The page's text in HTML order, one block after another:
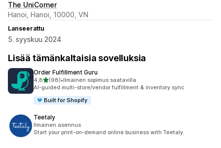
The UniCorner
Hanoi, Hanoi, 10000, VN
Lanseerattu
5. syyskuu 2024
Lisää tämänkaltaisia sovelluksia
Order Fulfillment Guru
4,8/ 5 tähteä
(98)
98 arvostelua yhteensä
•Ilmainen sopimus saatavilla
AI-guided multi-store/vendor fulfillment & inventory sync
Built for Shopify
Teetaly
Ilmainen asennus
Start your print-on-demand online business with Teetaly.